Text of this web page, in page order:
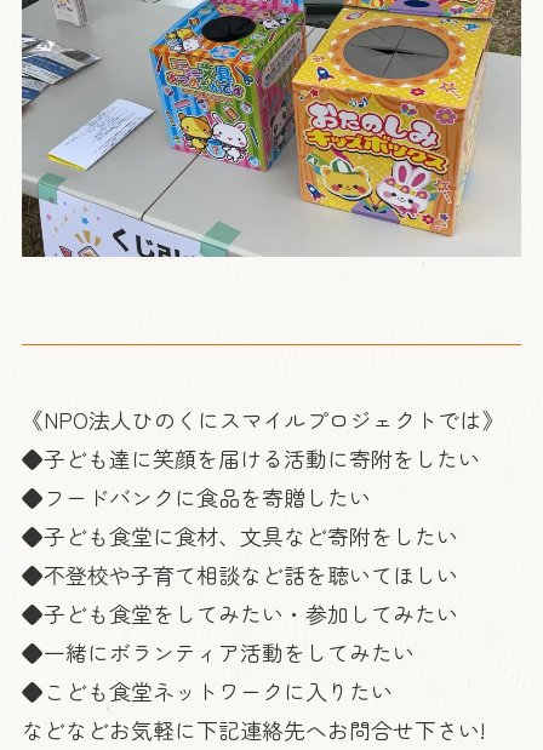
《NPO法人ひのくにスマイルプロジェクトでは》
◆子ども達に笑顔を届ける活動に寄附をしたい
◆フードバンクに食品を寄贈したい
◆子ども食堂に食材、文具など寄附をしたい
◆不登校や子育て相談など話を聴いてほしい
◆子ども食堂をしてみたい・参加してみたい
◆一緒にボランティア活動をしてみたい
◆こども食堂ネットワークに入りたい
などなどお気軽に下記連絡先へお問合せ下さい!